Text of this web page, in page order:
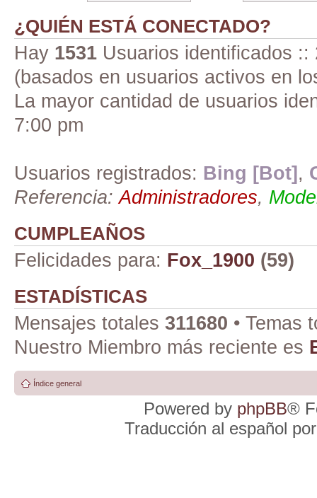
¿QUIÉN ESTÁ CONECTADO?
Hay 1531 Usuarios identificados
(basados en usuarios activos en
La mayor cantidad de usuarios
7:00 pm
Usuarios registrados: Bing [Bot] ,
Referencia:Administradores,
CUMPLEAÑOS
Felicidades para: Fox_1900 (59)
ESTADÍSTICAS
Mensajes totales 311680 • Temas
Nuestro Miembro más reciente es
Índice general
Powered by phpBB®
Traducción al español